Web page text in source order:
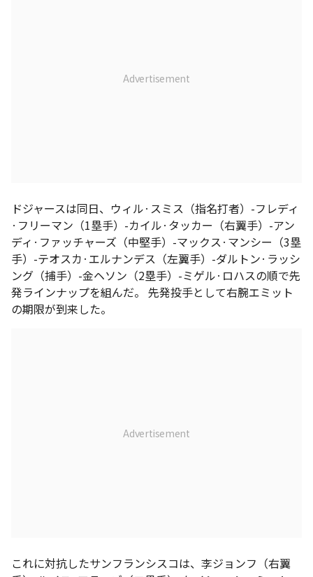
ドジャースは同日、ウィル·スミス（指名打者）-フレディ
·フリーマン（1塁手）-カイル·タッカー（右翼手）-アン
ディ·ファッチャーズ（中堅手）-マックス·マンシー（3塁
手）-テオスカ·エルナンデス（左翼手）-ダルトン·ラッシ
ング（捕手）-金ヘソン（2塁手）-ミゲル·ロハスの順で先
発ラインナップを組んだ。 先発投手として右腕エミット
の期限が到来した。
これに対抗したサンフランシスコは、李ジョンフ（右翼